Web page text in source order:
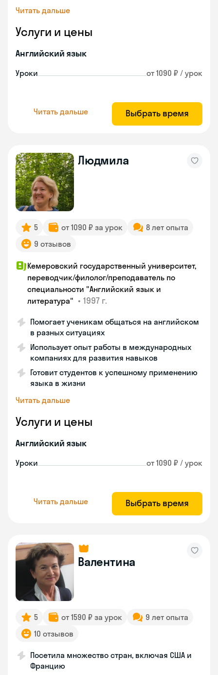
Читать дальше
Услуги и цены
Английский язык
Уроки от 1090 ₽ / урок
Читать дальше Выбрать время
Людмила
5 от 1090 ₽ за урок
8 лет опыта
9 отзывов
Кемеровский государственный университет,
переводчик/филолог/преподаватель по
специальности "Английский язык и
литература" • 1997 г.
Помогает ученикам общаться на английском
в разных ситуациях
Использует опыт работы в международных
компаниях для развития навыков
Готовит студентов к успешному применению
языка в жизни
Читать дальше
Услуги и цены
Английский язык
Уроки от 1090 ₽ / урок
Читать дальше Выбрать время
Валентина
5 от 1590 ₽ за урок
9 лет опыта
10 отзывов
Посетила множество стран, включая США и
Францию